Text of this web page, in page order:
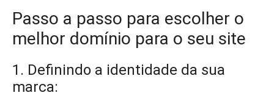
Passo a passo para escolher o
melhor domínio para o seu site
1. Definindo a identidade da sua
marca: